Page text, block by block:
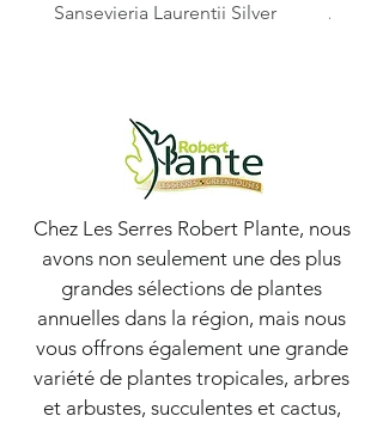
Sansevieria Laurentii Silver
Chez Les Serres Robert Plante, nous
avons non seulement une des plus
grandes sélections de plantes
annuelles dans la région, mais nous
vous offrons également une grande
variété de plantes tropicales, arbres
et arbustes, succulentes et cactus,